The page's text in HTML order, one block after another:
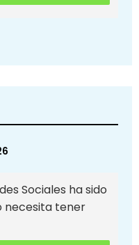
Sociales ha sido
necesita tener